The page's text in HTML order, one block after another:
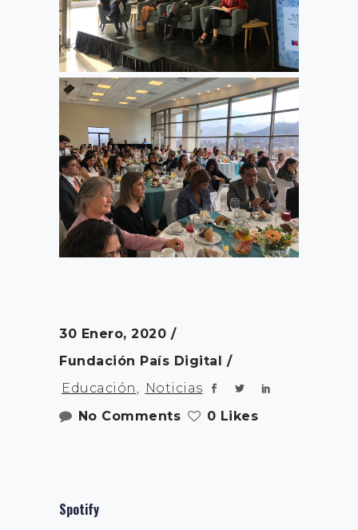
30 Enero, 2020
Fundación País Digital
Educación , Noticias
No Comments
0 Likes
Spotify